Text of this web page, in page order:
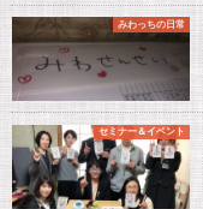
みわっちの日常
セミナー＆イベント